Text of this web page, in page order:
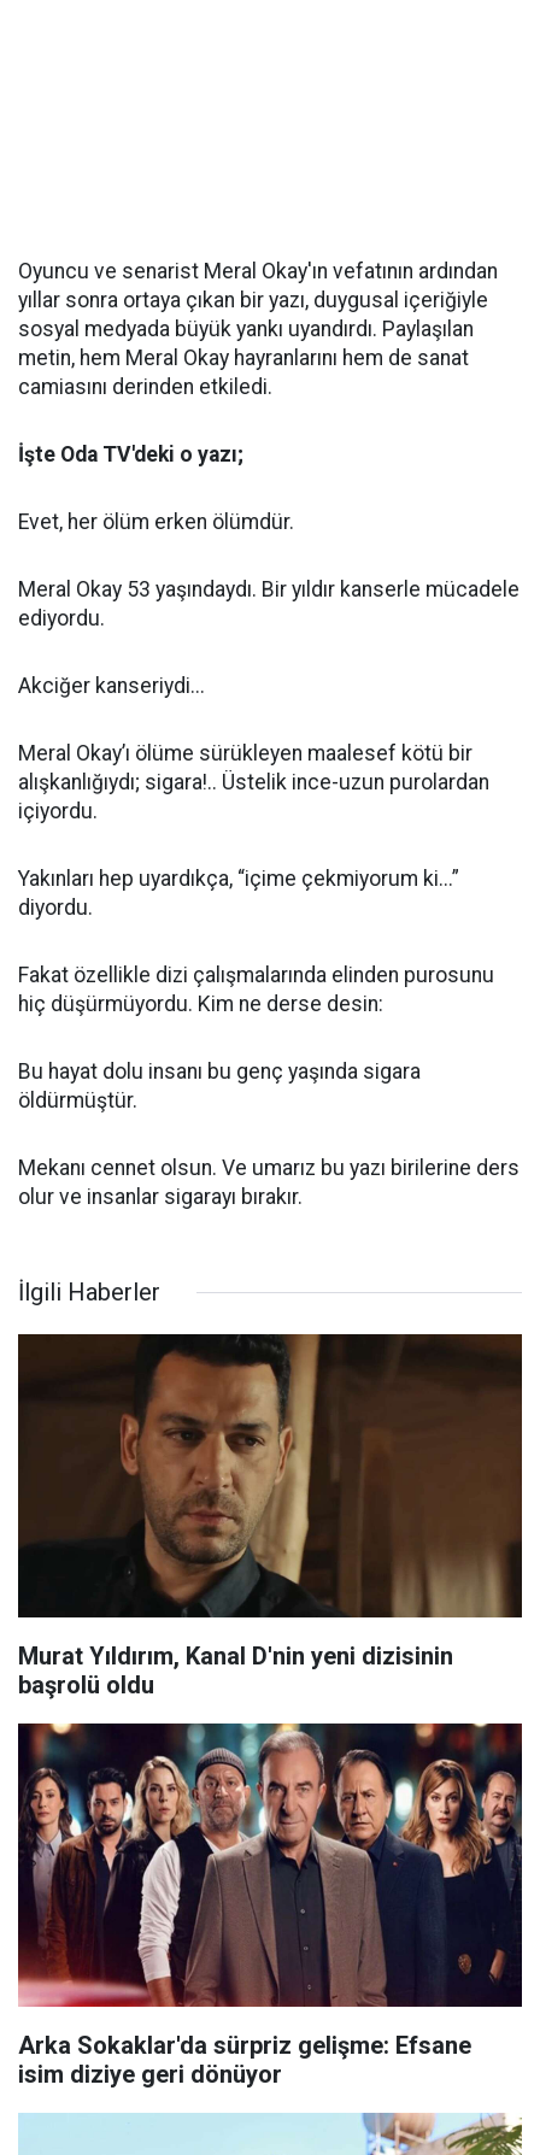
Oyuncu ve senarist Meral Okay'ın vefatının ardından
yıllar sonra ortaya çıkan bir yazı, duygusal içeriğiyle
sosyal medyada büyük yankı uyandırdı. Paylaşılan
metin, hem Meral Okay hayranlarını hem de sanat
camiasını derinden etkiledi.
İşte Oda TV'deki o yazı;
Evet, her ölüm erken ölümdür.
Meral Okay 53 yaşındaydı. Bir yıldır kanserle mücadele
ediyordu.
Akciğer kanseriydi...
Meral Okay’ı ölüme sürükleyen maalesef kötü bir
alışkanlığıydı; sigara!.. Üstelik ince-uzun purolardan
içiyordu.
Yakınları hep uyardıkça, “içime çekmiyorum ki...”
diyordu.
Fakat özellikle dizi çalışmalarında elinden purosunu
hiç düşürmüyordu. Kim ne derse desin:
Bu hayat dolu insanı bu genç yaşında sigara
öldürmüştür.
Mekanı cennet olsun. Ve umarız bu yazı birilerine ders
olur ve insanlar sigarayı bırakır.
İlgili Haberler
Murat Yıldırım, Kanal D'nin yeni dizisinin
başrolü oldu
Arka Sokaklar'da sürpriz gelişme: Efsane
isim diziye geri dönüyor